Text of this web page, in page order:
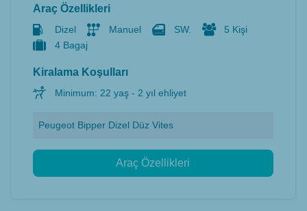
Araç Özellikleri
Dizel Manuel SW.
5 Kişi
4 Bagaj
Kiralama Koşulları
Minimum: 22 yaş - 2 yıl ehliyet
Peugeot Bipper Dizel Düz Vites
Araç Özellikleri